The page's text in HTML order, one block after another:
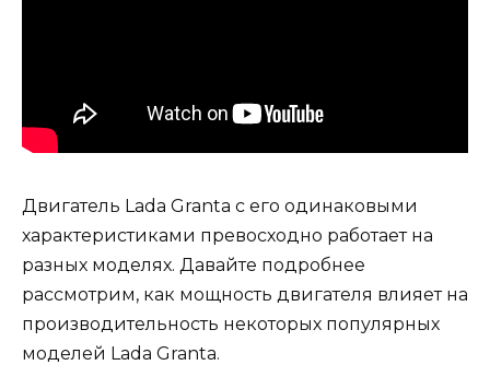
Двигатель Lada Granta с его одинаковыми
характеристиками превосходно работает на
разных моделях. Давайте подробнее
рассмотрим, как мощность двигателя влияет на
производительность некоторых популярных
моделей Lada Granta.